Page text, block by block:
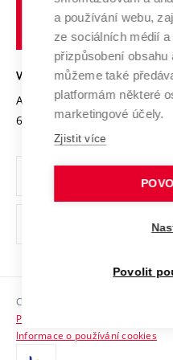
Transfer znalostí
Open Science
Projekty
Projekty ze strukturálních
Specifický výzkum
Služby univerzity
Mezinárodní dohody
Univerzitní sítě
Podnikavá univerzita /
Bezpečná univerzita
Vyznamenání
Organizační struktura
Ochrana osobních údajů
odkaz)
Sociální bezpečí
HR Award
VYSOKÉ UČENÍ TECHNICKÉ
Antonínská 548/1
602 00 Brno
Copyright © 2026 VUT
Prohlášení o přístupnosti
Informace o používání cookies
a používání webu,
ze sociálních médií
přizpůsobení obsahu
můžeme také
platformám některé
marketingové účely.
Zjistit více
Povolit